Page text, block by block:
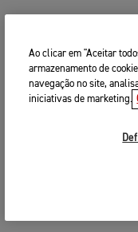
Ao clicar em "Aceitar
armazenamento de
navegação no site,
iniciativas de marketing.